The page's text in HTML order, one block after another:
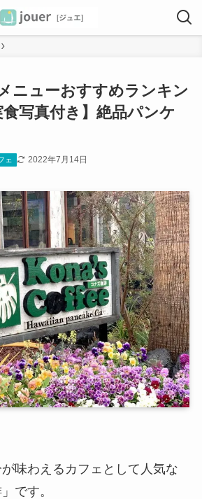
ニューおすすめランキン
写真付き】絶品パンケ
ェ 2022年7月14日
味わえるカフェとして人気な
です。